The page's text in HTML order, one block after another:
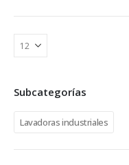
Subcategorías
Lavadoras industriales